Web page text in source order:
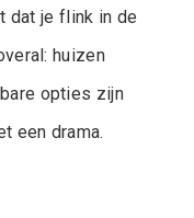
dat je flink in de
huizen
opties zijn
een drama.